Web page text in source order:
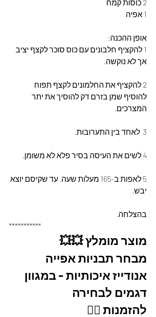
2 כוסות קמח
1 אפיה
אופן ההכנה:
1 להקציף חלבונים עם כוס סוכר לקצף יציב
אך לא נוקשה.
2 להקציף את החלמונים לקצף תפוח
להוסיף שמן בזרם דק להוסיך את יתר
המצרכים.
3  לאחד בין התערובות.
4 לשים את העיסה בסיר פלא לא משומן.
5 לאפות ב-165 מעלות שעה. עד שקיסם יוצא
יבש.
בהצלחה.
***********
מוצר מומלץ 💥💥
מבחר תבניות אפייה
אנודייז איכותיות - במגוון
דגמים לבחירה
להזמנות 👇🏼